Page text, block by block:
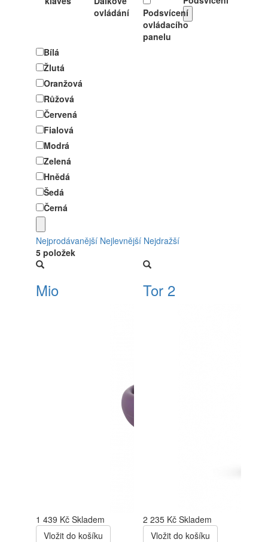
ovládání
Podsvícení
ovládacího
panelu
Bílá
Žlutá
Oranžová
Růžová
Červená
Fialová
Modrá
Zelená
Hnědá
Šedá
Černá
Nejprodávanější Nejlevnější Nejdražší
5 položek
Mio
1 439 Kč Skladem
Vložit do košíku
Tor 2
2 235 Kč Skladem
Vložit do košíku